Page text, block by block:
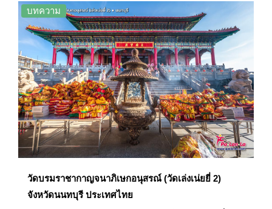
ปัจจุบันสมัย ทั้งงดงามด้วยสถาปัตยกรรมแบบไทยๆ
ไปจนถึงสถาปัตยกรรมแบบจีนและอินเดีย… Palanla
จะพาไปชม 10 วัดสวยภาคกลางพร้อมๆ กัน
บทความ
วัดบรมราชากาญจนาภิเษกอนุสรณ์ (วัดเล่งเน่ยยี่ 2)
จังหวัดนนทบุรี ประเทศไทย